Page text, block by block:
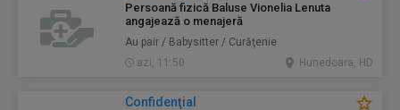
Persoană fizică Baluse Vionelia Lenuta
angajează o menajeră
Au pair / Babysitter / Curăţenie
azi, 11:50
Hunedoara, HD
Confidenţial